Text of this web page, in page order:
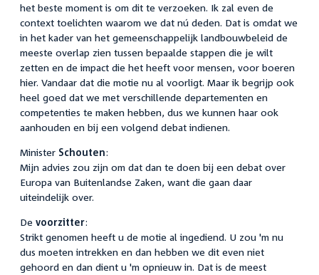
het beste moment is om dit te verzoeken. Ik zal even de
context toelichten waarom we dat nú deden. Dat is omdat we
in het kader van het gemeenschappelijk landbouwbeleid de
meeste overlap zien tussen bepaalde stappen die je wilt
zetten en de impact die het heeft voor mensen, voor boeren
hier. Vandaar dat die motie nu al voorligt. Maar ik begrijp ook
heel goed dat we met verschillende departementen en
competenties te maken hebben, dus we kunnen haar ook
aanhouden en bij een volgend debat indienen.
Minister Schouten:
Mijn advies zou zijn om dat dan te doen bij een debat over
Europa van Buitenlandse Zaken, want die gaan daar
uiteindelijk over.
De voorzitter:
Strikt genomen heeft u de motie al ingediend. U zou 'm nu
dus moeten intrekken en dan hebben we dit even niet
gehoord en dan dient u 'm opnieuw in. Dat is de meest